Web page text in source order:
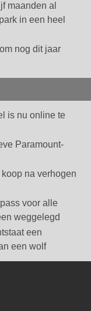
maanden al
in een heel
nog dit jaar
is nu online te
Paramount-
na verhogen
voor alle
weggelegd
een
een wolf